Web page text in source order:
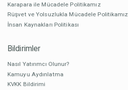
Karapara ile Mücadele Politikamız
Rüşvet ve Yolsuzlukla Mücadele Politikamız
İnsan Kaynakları Politikası
Bildirimler
Nasıl Yatırımcı Olunur?
Kamuyu Aydınlatma
KVKK Bildirimi